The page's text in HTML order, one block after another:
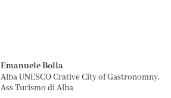
Emanuele Bolla
Alba UNESCO Crative City of Gastronomny,
Ass Turismo di Alba